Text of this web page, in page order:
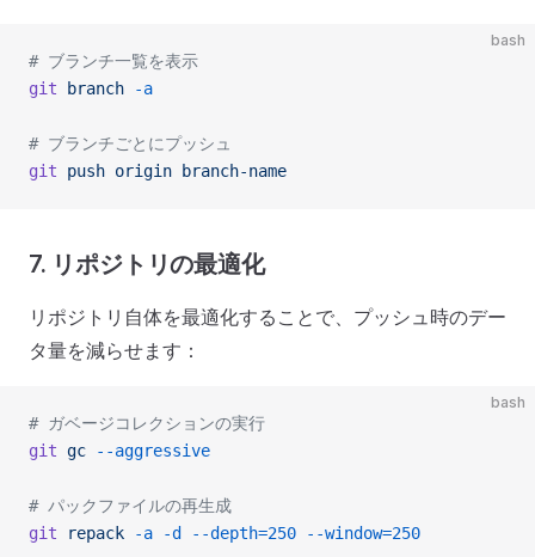
bash
# ブランチ一覧を表示
git branch -a
# ブランチごとにプッシュ
git push origin branch-name
7. リポジトリの最適化
リポジトリ自体を最適化することで、プッシュ時のデー
タ量を減らせます：
bash
# ガベージコレクションの実行
git gc --aggressive
# パックファイルの再生成
git repack -a -d --depth=250 --window=250